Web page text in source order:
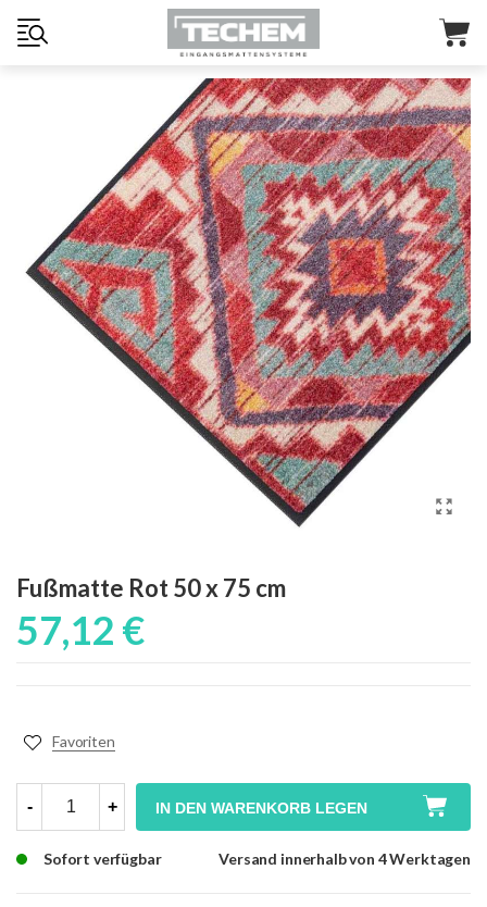
Fußmatte Rot 50 x 75 cm
57,12 €
Favoriten
- + IN DEN WARENKORB LEGEN
Sofort verfügbar Versand innerhalb von 4 Werktagen